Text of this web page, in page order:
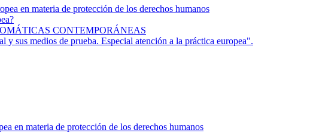
en materia de protección de los derechos humanos
CONTEMPORÁNEAS
sus medios de prueba. Especial atención a la práctica europea".
en materia de protección de los derechos humanos